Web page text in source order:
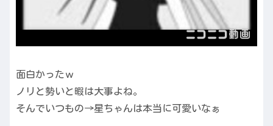
面白かったｗ
ノリと勢いと暇は大事よね。
そんでいつもの→星ちゃんは本当に可愛いなぁ